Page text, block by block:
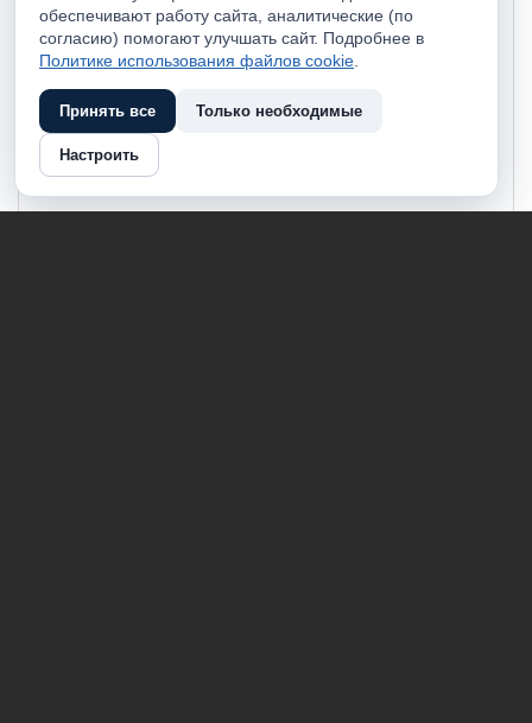
обеспечивают работу сайта, аналитические (по
согласию) помогают улучшать сайт. Подробнее в
Политике использования файлов cookie
Принять все Только необходимые
Настроить